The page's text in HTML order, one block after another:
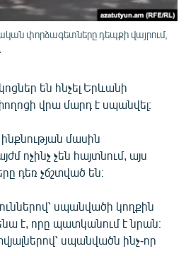
փորձագետները դեպքի վայրում,
են հնչել Երևանի
վրա մարդ է սպանվել։
մասին
ոչինչ չեն հայտնում, այս
դեռ չճշտված են։
սպանվածի կողքին
է, որը պատկանում է նրան։
սպանվածն ինչ-որ